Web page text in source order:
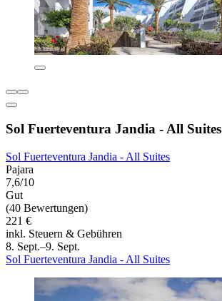
Sol Fuerteventura Jandia - All Suites
Sol Fuerteventura Jandia - All Suites
Pajara
7,6/10
Gut
(40 Bewertungen)
221 €
inkl. Steuern & Gebühren
8. Sept.–9. Sept.
Sol Fuerteventura Jandia - All Suites